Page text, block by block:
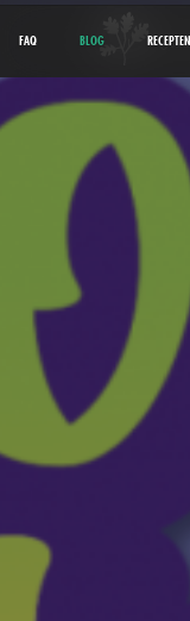
FAQ BLOG RECEPTEN